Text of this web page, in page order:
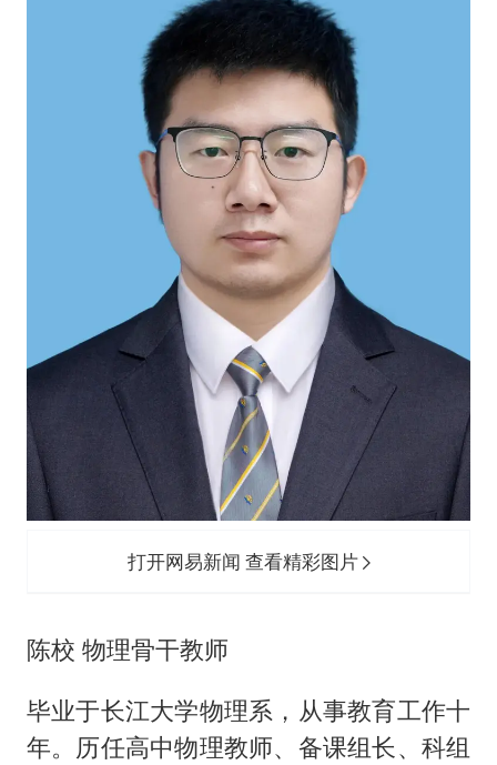
打开网易新闻 查看精彩图片
陈校 物理骨干教师
毕业于长江大学物理系，从事教育工作十
年。历任高中物理教师、备课组长、科组